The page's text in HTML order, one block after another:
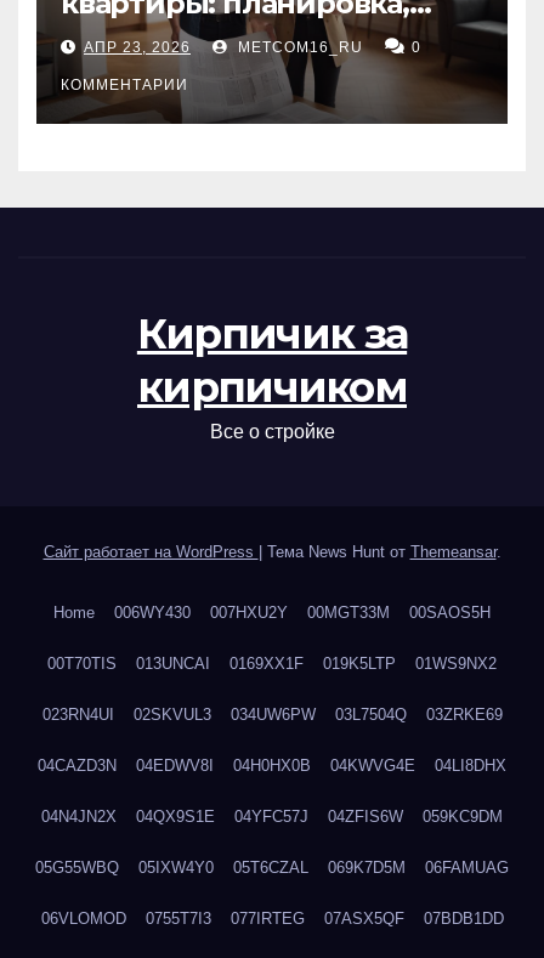
состояние жилья и
проверка документов
АПР 23, 2026 METCOM16_RU 0
КОММЕНТАРИИ
Кирпичик за
кирпичиком
Все о стройке
Сайт работает на WordPress Тема News Hunt от Themeansar.
Home 006WY430 007HXU2Y 00MGT33M 00SAOS5H
00T70TIS 013UNCAI 0169XX1F 019K5LTP 01WS9NX2
023RN4UI 02SKVUL3 034UW6PW 03L7504Q 03ZRKE69
04CAZD3N 04EDWV8I 04H0HX0B 04KWVG4E 04LI8DHX
04N4JN2X 04QX9S1E 04YFC57J 04ZFIS6W 059KC9DM
05G55WBQ 05IXW4Y0 05T6CZAL 069K7D5M 06FAMUAG
06VLOMOD 0755T7I3 077IRTEG 07ASX5QF 07BDB1DD